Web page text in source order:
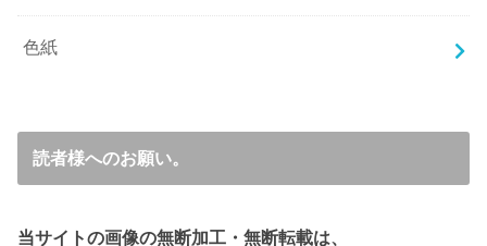
色紙
読者様へのお願い。
当サイトの画像の無断加工・無断転載は、